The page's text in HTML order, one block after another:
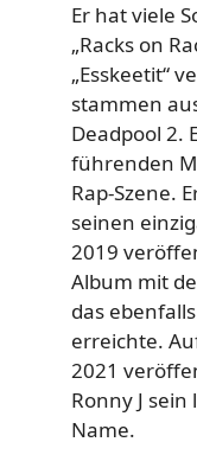
Er hat viele
„Racks on
„Esskeetit“
stammen
Deadpool 2.
führenden
Rap-Szene.
seinen
2019
Album mit
das
erreichte.
2021
Ronny J
Name.